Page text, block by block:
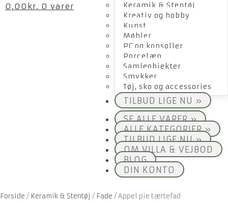
0,00 kr. 0 varer
Keramik & Stentøj
Kreativ og hobby
Kunst
Møbler
PC og konsoller
Porcelæn
Samleobjekter
Smykker
Tøj, sko og accessories
TILBUD LIGE NU »
SE ALLE VARER »
ALLE KATEGORIER »
TILBUD LIGE NU »
OM VILLA & VEJBOD
BLOG
DIN KONTO
Forside / Keramik & Stentøj / Fade /Appel pie tærtefad